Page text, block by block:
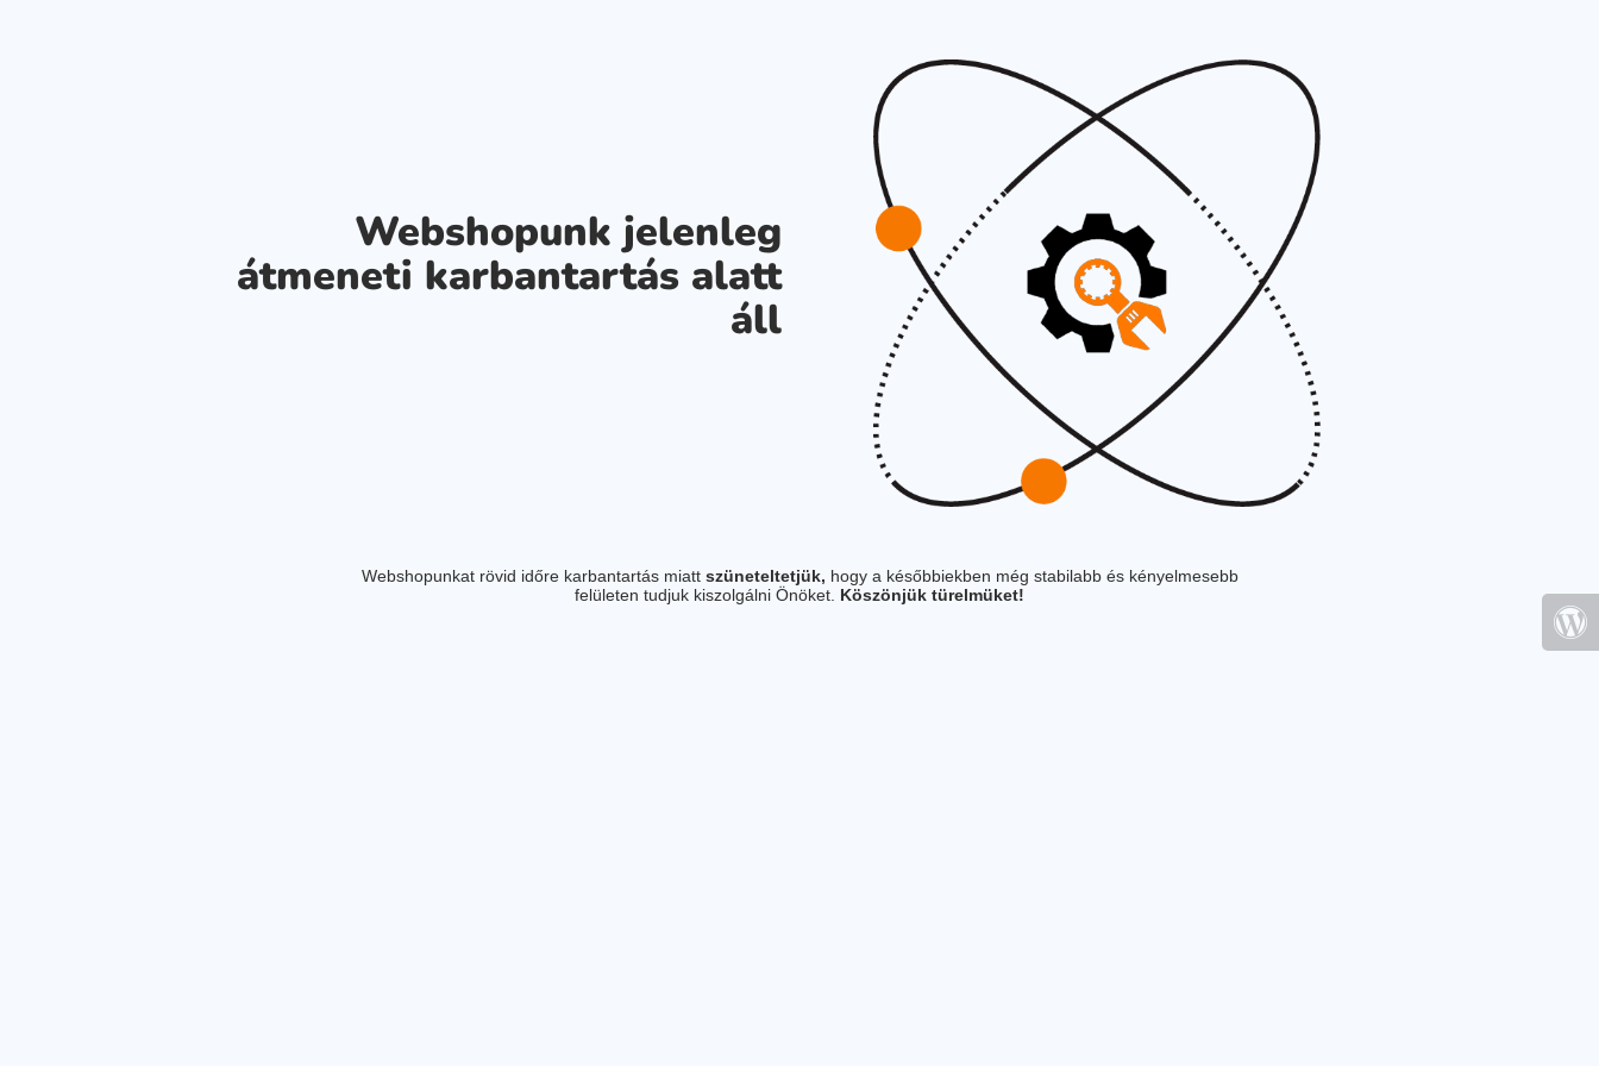
Webshopunk jelenleg
átmeneti karbantartás alatt
áll
Webshopunkat rövid időre karbantartás miatt szüneteltetjük, hogy a későbbiekben még stabilabb és kényelmesebb
felületen tudjuk kiszolgálni Önöket. Köszönjük türelmüket!